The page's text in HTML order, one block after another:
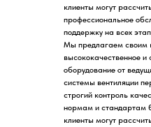
клиенты могут
профессиональное
поддержку на всех
Мы предлагаем своим
высококачественное
оборудование от
системы вентиляции
строгий контроль
нормам и стандартам
клиенты могут